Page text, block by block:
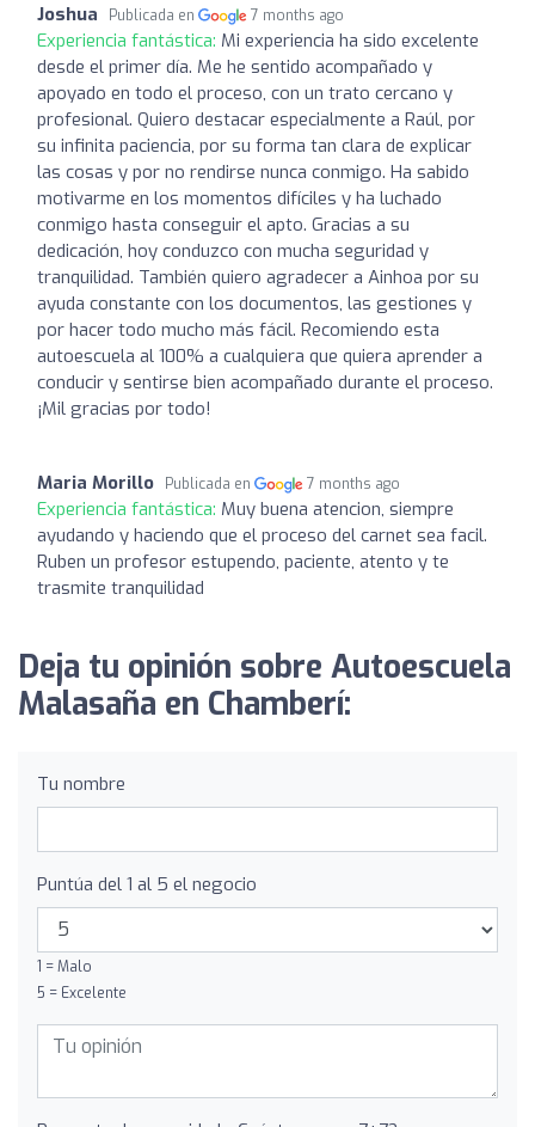
Joshua Publicada en 7 months ago
Experiencia fantástica: Mi experiencia ha sido excelente
desde el primer día. Me he sentido acompañado y
apoyado en todo el proceso, con un trato cercano y
profesional. Quiero destacar especialmente a Raúl, por
su infinita paciencia, por su forma tan clara de explicar
las cosas y por no rendirse nunca conmigo. Ha sabido
motivarme en los momentos difíciles y ha luchado
conmigo hasta conseguir el apto. Gracias a su
dedicación, hoy conduzco con mucha seguridad y
tranquilidad. También quiero agradecer a Ainhoa por su
ayuda constante con los documentos, las gestiones y
por hacer todo mucho más fácil. Recomiendo esta
autoescuela al 100% a cualquiera que quiera aprender a
conducir y sentirse bien acompañado durante el proceso.
¡Mil gracias por todo!
Maria Morillo Publicada en 7 months ago
Experiencia fantástica: Muy buena atencion, siempre
ayudando y haciendo que el proceso del carnet sea facil.
Ruben un profesor estupendo, paciente, atento y te
trasmite tranquilidad
Deja tu opinión sobre Autoescuela
Malasaña en Chamberí:
Tu nombre
Puntúa del 1 al 5 el negocio
1 = Malo
5 = Excelente